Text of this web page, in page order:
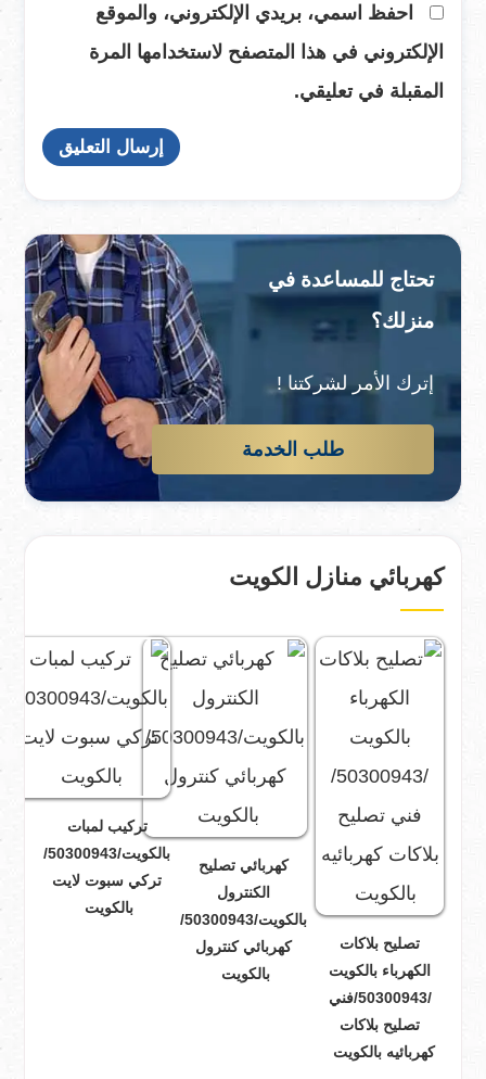
احفظ اسمي، بريدي الإلكتروني، والموقع
الإلكتروني في هذا المتصفح لاستخدامها المرة
المقبلة في تعليقي.
تحتاج للمساعدة في
منزلك؟
إترك الأمر لشركتنا !
طلب الخدمة
كهربائي منازل الكويت
تصليح بلاكات
الكهرباء بالكويت
/50300943/فني
تصليح بلاكات
كهربائيه بالكويت
كهربائي تصليح
الكنترول
بالكويت/50300943/
كهربائي كنترول
بالكويت
تركيب لمبات
بالكويت/50300943/
تركي سبوت لايت
بالكويت